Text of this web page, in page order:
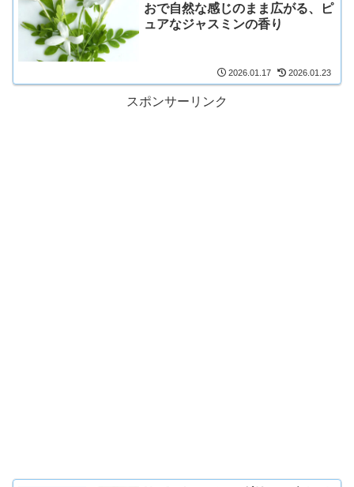
おで自然な感じのまま広がる、ピ
ュアなジャスミンの香り
2026.01.17 2026.01.23
スポンサーリンク